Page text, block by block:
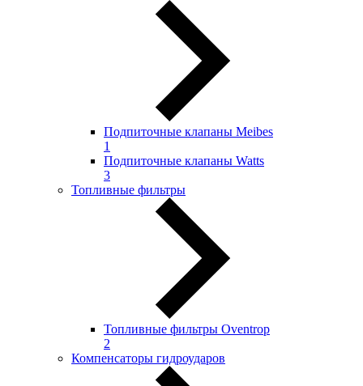
Подпиточные клапаны Meibes
1
Подпиточные клапаны Watts
3
Топливные фильтры
Топливные фильтры Oventrop
2
Компенсаторы гидроударов